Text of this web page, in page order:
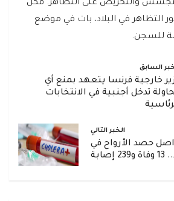
والتحريض على التظاهر. فكل
التظاهر في البلاد، بات في موضع
للسجن.
السابق
خارجية فرنسا يتعهد بمنع أي
تدخل أجنبية في الانتخابات
الخبر التالي
حصد الأرواح في